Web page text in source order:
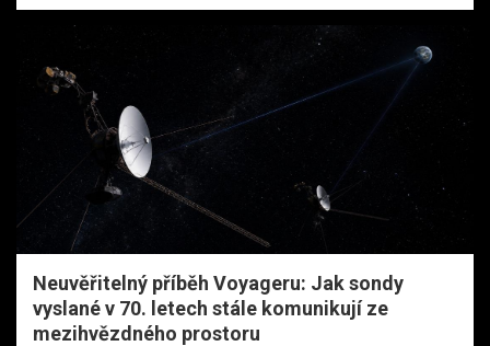
Neuvěřitelný příběh Voyageru: Jak sondy
vyslané v 70. letech stále komunikují ze
mezihvězdného prostoru